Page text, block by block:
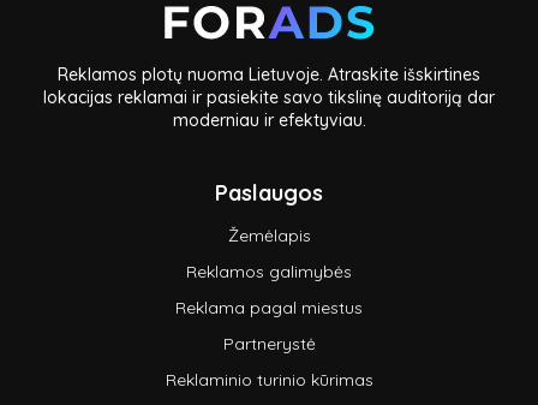
Reklamos plotų nuoma Lietuvoje. Atraskite išskirtines
lokacijas reklamai ir pasiekite savo tikslinę auditoriją dar
moderniau ir efektyviau.
Paslaugos
Žemėlapis
Reklamos galimybės
Reklama pagal miestus
Partnerystė
Reklaminio turinio kūrimas